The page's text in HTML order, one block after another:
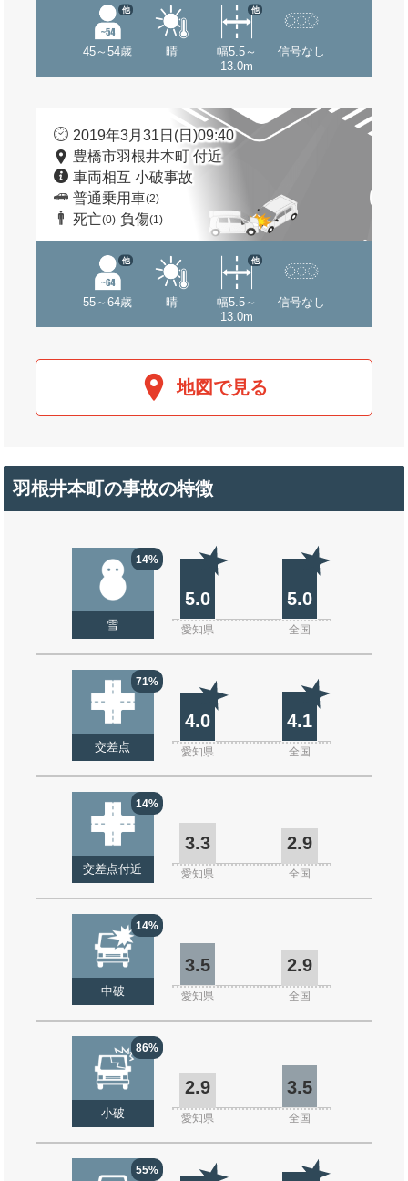
45～54歳
他
晴
幅5.5～
13.0m
他
信号なし
2019年3月31日(日)09:40
豊橋市羽根井本町 付近
車両相互 小破事故
普通乗用車(2)
死亡(0) 負傷(1)
55～64歳
他
晴
幅5.5～
13.0m
他
信号なし
地図で見る
羽根井本町の事故の特徴
14%
雪
5.0 5.0
愛知県 全国
71%
交差点
4.0 4.1
愛知県 全国
14%
交差点付近
3.3 2.9
愛知県 全国
14%
中破
3.5 2.9
愛知県 全国
86%
小破
2.9 3.5
愛知県 全国
55%